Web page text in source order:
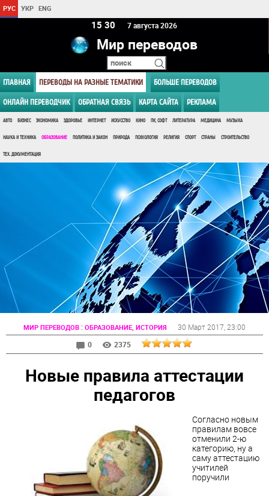
РУС УКР ENG
15 30 7 августа 2026
Мир переводов
ГЛАВНАЯ ПЕРЕВОДЫ НА РАЗНЫЕ ТЕМАТИКИ БОЛЬШЕ ПЕРЕВОДОВ
ОНЛАЙН ПЕРЕВОДЧИК ОБРАТНАЯ СВЯЗЬ КАРТА САЙТА РЕКЛАМА
АВТО БИЗНЕС ЭКОНОМИКА ЗДОРОВЬЕ ИНТЕРНЕТ ИСКУССТВО КИНО ПК, СОФТ ЛИТЕРАТУРА МЕДИЦИНА МУЗЫКА
НАУКА И ТЕХНИКА ОБРАЗОВАНИЕ ПОЛИТИКА И ЗАКОН ПРИРОДА ПСИХОЛОГИЯ РЕЛИГИЯ СПОРТ СТРАНЫ СТРОИТЕЛЬСТВО
ТЕХ. ДОКУМЕНТАЦИЯ
МИР ПЕРЕВОДОВ : ОБРАЗОВАНИЕ, ИСТОРИЯ 30 Март 2017 , 23:00
0
2375
Новые правила аттестации
педагогов
Согласно новым
правилам вовсе
отменили 2-ю
категорию, ну а
саму аттестацию
учитилей
поручили